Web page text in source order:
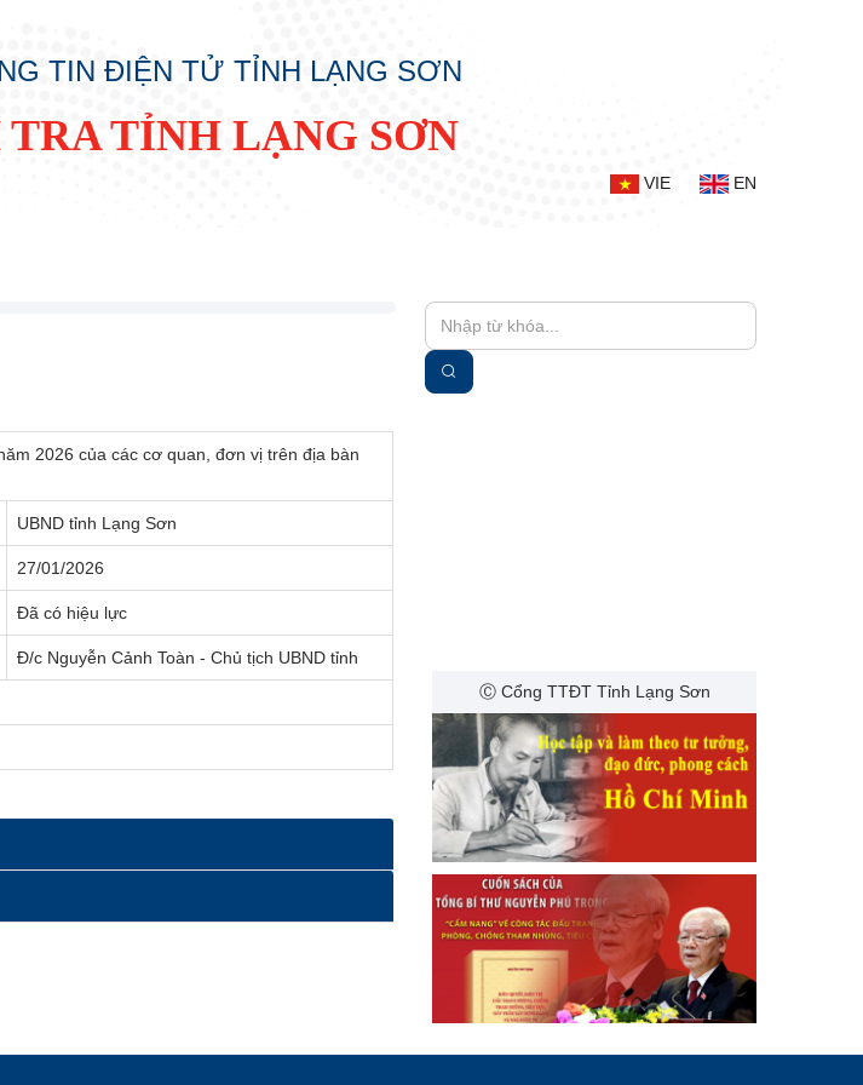
TIN ĐIỆN TỬ TỈNH LẠNG SƠN
TỈNH LẠNG SƠN
VIE EN
2026 của các cơ quan, đơn vị trên địa bàn
UBND tỉnh Lạng Sơn
27/01/2026
Đã có hiệu lực
Đ/c Nguyễn Cảnh Toàn - Chủ tịch UBND tỉnh
Ⓒ Cổng TTĐT Tỉnh Lạng Sơn